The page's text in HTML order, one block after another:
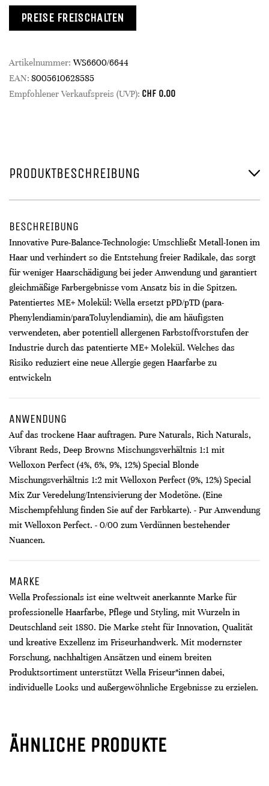
PREISE FREISCHALTEN
Artikelnummer: WS6600/6644
EAN: 8005610628585
Empfohlener Verkaufspreis (UVP): CHF 0.00
PRODUKTBESCHREIBUNG
BESCHREIBUNG
Innovative Pure-Balance-Technologie: Umschließt Metall-Ionen im
Haar und verhindert so die Entstehung freier Radikale, das sorgt
für weniger Haarschädigung bei jeder Anwendung und garantiert
gleichmäßige Farbergebnisse vom Ansatz bis in die Spitzen.
Patentiertes ME+ Molekül: Wella ersetzt pPD/pTD (para-
Phenylendiamin/paraToluylendiamin), die am häufigsten
verwendeten, aber potentiell allergenen Farbstoffvorstufen der
Industrie durch das patentierte ME+ Molekül. Welches das
Risiko reduziert eine neue Allergie gegen Haarfarbe zu
entwickeln
ANWENDUNG
Auf das trockene Haar auftragen. Pure Naturals, Rich Naturals,
Vibrant Reds, Deep Browns Mischungsverhältnis 1:1 mit
Welloxon Perfect (4%, 6%, 9%, 12%) Special Blonde
Mischungsverhältnis 1:2 mit Welloxon Perfect (9%, 12%) Special
Mix Zur Veredelung/Intensivierung der Modetöne. (Eine
Mischempfehlung finden Sie auf der Farbkarte). - Pur Anwendung
mit Welloxon Perfect. - 0/00 zum Verdünnen bestehender
Nuancen.
MARKE
Wella Professionals ist eine weltweit anerkannte Marke für
professionelle Haarfarbe, Pflege und Styling, mit Wurzeln in
Deutschland seit 1880. Die Marke steht für Innovation, Qualität
und kreative Exzellenz im Friseurhandwerk. Mit modernster
Forschung, nachhaltigen Ansätzen und einem breiten
Produktsortiment unterstützt Wella Friseur*innen dabei,
individuelle Looks und außergewöhnliche Ergebnisse zu erzielen.
ÄHNLICHE PRODUKTE